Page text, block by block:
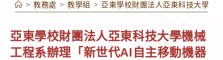
> 教務處 > 教學組 > 亞東學校財團法人亞東科技大學機
亞東學校財團法人亞東科技大學機械
工程系辦理「新世代AI自主移動機器